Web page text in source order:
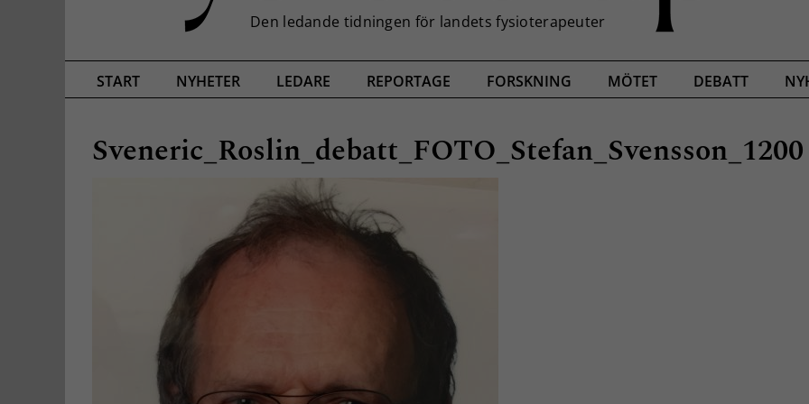
START NYHETER LEDARE REPORTAGE FORSKNING MÖTET DEBATT
Sveneric_Roslin_debatt_FOTO_Stefan_Svensson_1200